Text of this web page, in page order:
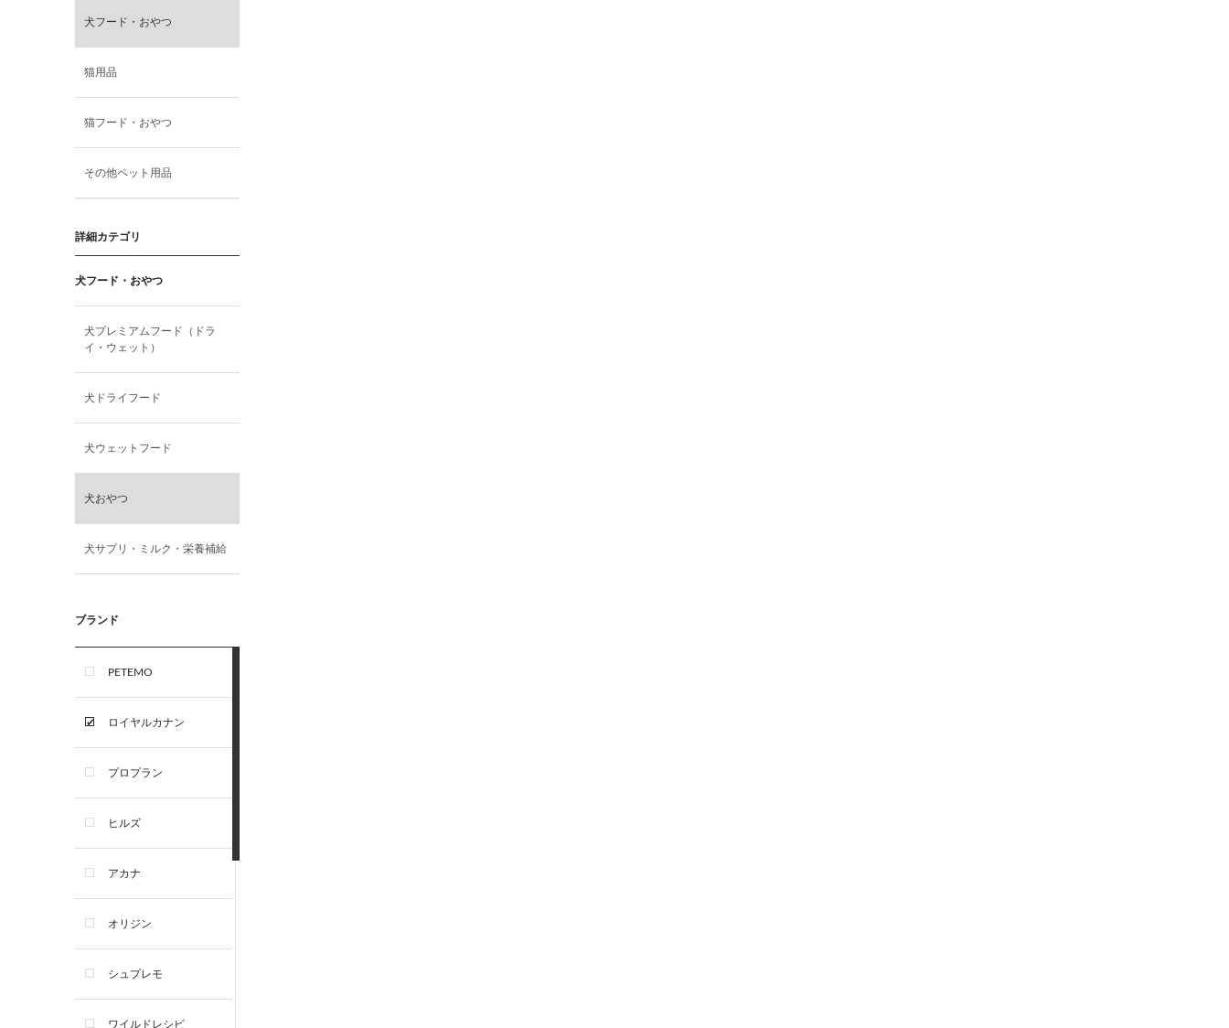
犬フード・おやつ
猫用品
猫フード・おやつ
その他ペット用品
詳細カテゴリ
犬フード・おやつ
犬プレミアムフード（ドラ
イ・ウェット）
犬ドライフード
犬ウェットフード
犬おやつ
犬サプリ・ミルク・栄養補給
ブランド
PETEMO
ロイヤルカナン
プロプラン
ヒルズ
アカナ
オリジン
シュプレモ
ワイルドレシピ